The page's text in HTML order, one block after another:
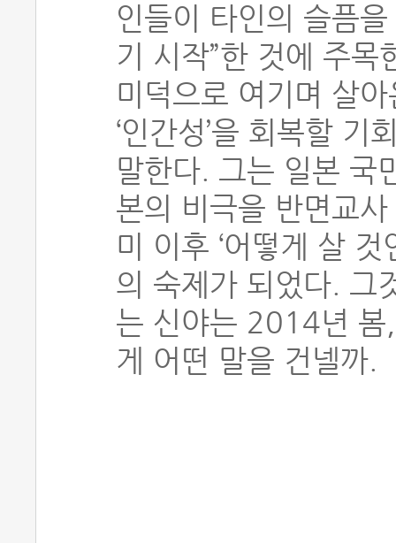
인들이 타인의 슬픔
기 시작”한 것에 주
미덕으로 여기며 살
‘인간성’을 회복할 기
말한다. 그는 일본 국
본의 비극을 반면교
미 이후 ‘어떻게 살
의 숙제가 되었다. 그
는 신야는 2014년 봄,
게 어떤 말을 건넬까.